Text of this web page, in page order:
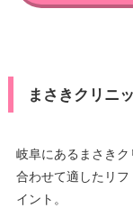
まさきクリニ
岐阜にあるまさき
合わせて適したリ
イント。